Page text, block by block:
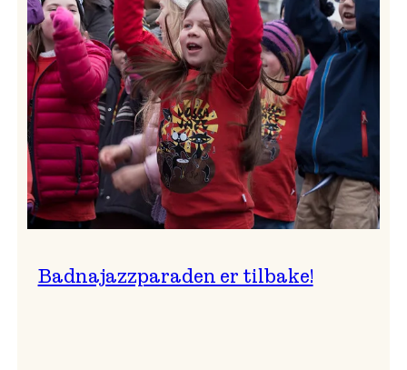
Ingunn van Etten
Badnajazzparaden er tilbake!